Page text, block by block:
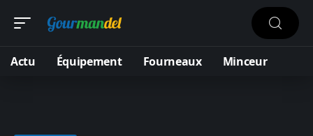
Actu Équipement Fourneaux Minceur